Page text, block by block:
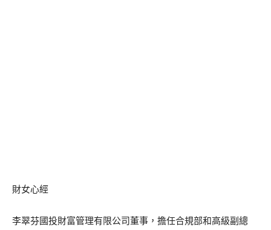
財女心經
李翠芬國投財富管理有限公司董事，擔任合規部和高級副總